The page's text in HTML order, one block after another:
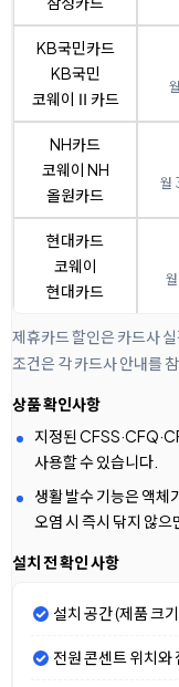
KB국민카드
KB국민
코웨이Ⅱ카드
NH카드
코웨이 NH
올원카드
월
현대카드
코웨이
현대카드
제휴카드 할인은 카드사
조건은 각 카드사 안내를
상품 확인사항
지정된
사용할 수 있습니다.
생활 발수 기능은 액체
오염 시 즉시 닦지 않으
설치 전 확인 사항
설치 공간 (제품 크
전원 콘센트 위치와